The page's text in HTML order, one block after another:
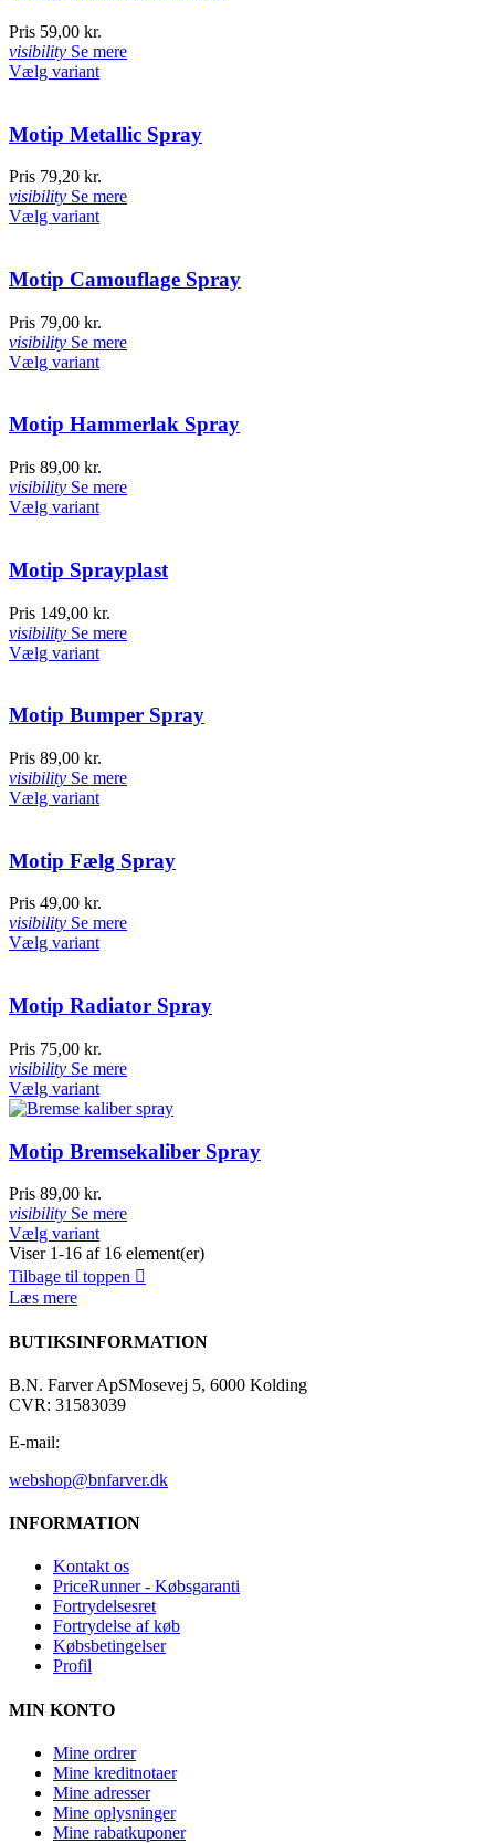
Pris 59,00 kr.
visibility Se mere
Vælg variant
Motip Metallic Spray
Pris 79,20 kr.
visibility Se mere
Vælg variant
Motip Camouflage Spray
Pris 79,00 kr.
visibility Se mere
Vælg variant
Motip Hammerlak Spray
Pris 89,00 kr.
visibility Se mere
Vælg variant
Motip Sprayplast
Pris 149,00 kr.
visibility Se mere
Vælg variant
Motip Bumper Spray
Pris 89,00 kr.
visibility Se mere
Vælg variant
Motip Fælg Spray
Pris 49,00 kr.
visibility Se mere
Vælg variant
Motip Radiator Spray
Pris 75,00 kr.
visibility Se mere
Vælg variant
Motip Bremsekaliber Spray
Pris 89,00 kr.
visibility Se mere
Vælg variant
Viser 1-16 af 16 element(er)
Tilbage til toppen 
Læs mere
BUTIKSINFORMATION
B.N. Farver ApSMosevej 5, 6000 Kolding
CVR: 31583039
E-mail:
webshop@bnfarver.dk
INFORMATION
Kontakt os
PriceRunner - Købsgaranti
Fortrydelsesret
Fortrydelse af køb
Købsbetingelser
Profil
MIN KONTO
Mine ordrer
Mine kreditnotaer
Mine adresser
Mine oplysninger
Mine rabatkuponer